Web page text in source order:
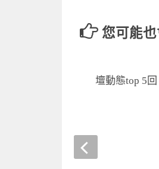
您可能
vamos一周嚴選》體壇動態top 5回